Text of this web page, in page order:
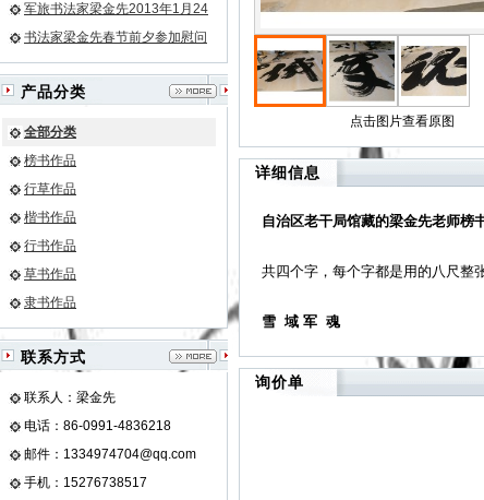
花》
军旅书法家梁金先2013年1月24
日再次为驻军某团挥豪泼墨
书法家梁金先春节前夕参加慰问
驻军部队官兵的活动
产品分类
全部分类
榜书作品
行草作品
楷书作品
行书作品
草书作品
隶书作品
联系方式
联系人：梁金先
电话：86-0991-4836218
邮件：1334974704@qq.com
手机：15276738517
点击图片查看原图
详细信息
自治区老干局馆藏的梁金先老师榜
共四个字，每个字都是用的八尺整
雪 域 军 魂
询价单